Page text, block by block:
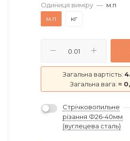
Одиниця виміру — м.п
м.п
кг
Загальна вартість:
Загальна вага: ≈
Стрічковопильне
різання Ф26-40мм
(вуглецева сталь)